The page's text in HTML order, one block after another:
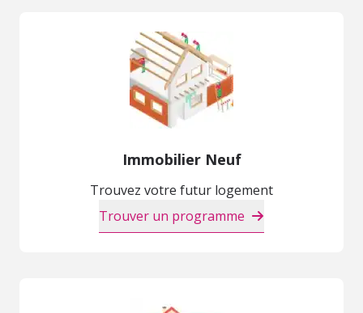
Immobilier Neuf
Trouvez votre futur logement
Trouver un programme